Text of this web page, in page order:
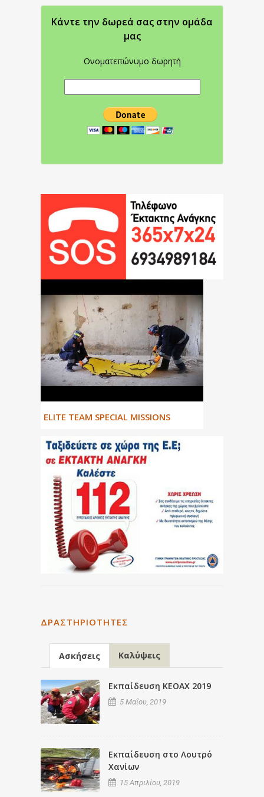
Κάντε την δωρεά σας στην oμάδα
μας
Ονοματεπώνυμο δωρητή
ΕLITE TEAM SPECIAL MISSIONS
ΔΡΑΣΤΗΡΙΌΤΗΤΕΣ
Ασκήσεις Καλύψεις
Εκπαίδευση ΚΕΟΑΧ 2019
5 Μαΐου, 2019
Εκπαίδευση στο Λουτρό
Χανίων
15 Απριλίου, 2019